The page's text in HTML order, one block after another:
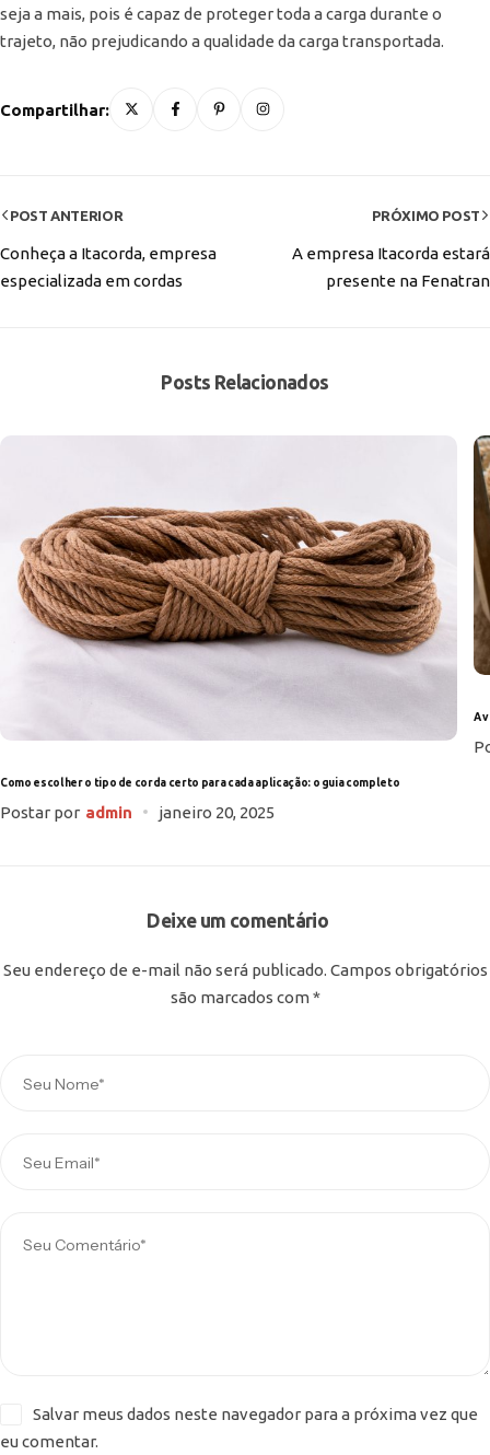
seja a mais, pois é capaz de proteger toda a carga durante o
trajeto, não prejudicando a qualidade da carga transportada.
Compartilhar:
POST ANTERIOR
Conheça a Itacorda, empresa
especializada em cordas
PRÓXIMO POST
A empresa Itacorda estará
presente na Fenatran
Posts Relacionados
Como escolher o tipo de corda certo para cada aplicação: o guia completo
Postar por admin janeiro 20, 2025
A
Deixe um comentário
Seu endereço de e-mail não será publicado. Campos obrigatórios
são marcados com*
Salvar meus dados neste navegador para a próxima vez que
eu comentar.